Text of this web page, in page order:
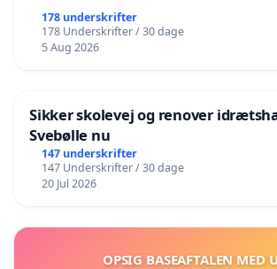
178 underskrifter
178 Underskrifter / 30 dage
5 Aug 2026
Sikker skolevej og renover
Svebølle nu
147 underskrifter
147 Underskrifter / 30 dage
20 Jul 2026
OPSIG BASEAFTALEN MED